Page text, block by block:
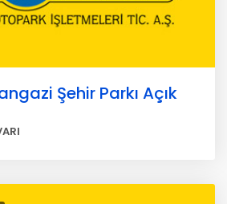
Şehir Parkı Açık